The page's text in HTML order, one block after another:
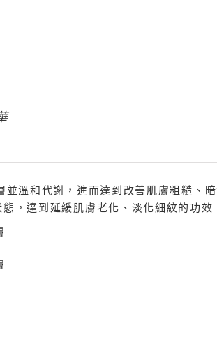
並溫和代謝，進而達到改善肌膚粗糙、
，達到延緩肌膚老化、淡化細紋的功效